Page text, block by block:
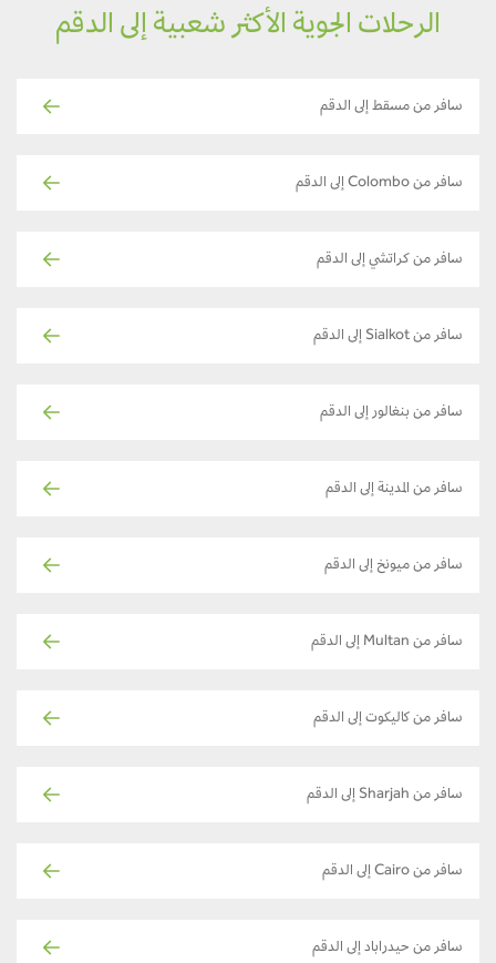
الرحلات الجوية الأكثر شعبية إلى الدقم
سافر من مسقط إلى الدقم
سافر من Colombo إلى الدقم
سافر من كراتشي إلى الدقم
سافر من Sialkot إلى الدقم
سافر من بنغالور إلى الدقم
سافر من المدينة إلى الدقم
سافر من ميونخ إلى الدقم
سافر من Multan إلى الدقم
سافر من كاليكوت إلى الدقم
سافر من Sharjah إلى الدقم
سافر من Cairo إلى الدقم
سافر من حيدراباد إلى الدقم